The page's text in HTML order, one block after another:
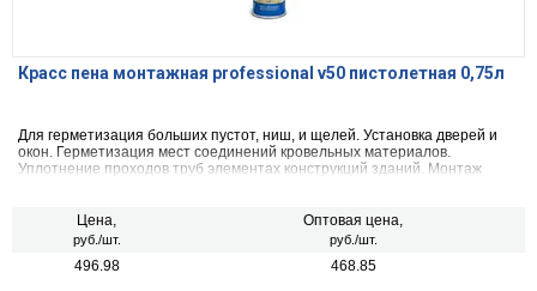
Красс пена монтажная professional v50 пистолетная 0,75л
Для герметизация больших пустот, ниш, и щелей. Установка дверей и
окон. Герметизация мест соединений кровельных материалов.
Уплотнение проходов труб элементах конструкций зданий. Монтаж
Цена,
руб./шт.
Оптовая цена,
руб./шт.
496.98 468.85